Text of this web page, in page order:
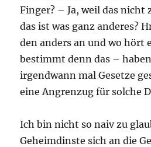
Finger? – Ja, weil das nicht
das ist was ganz anderes?
den anders an und wo hört
bestimmt denn das –
irgendwann mal Gesetze
eine Angrenzug für solche
Ich bin nicht so naiv zu
Geheimdinste sich an die